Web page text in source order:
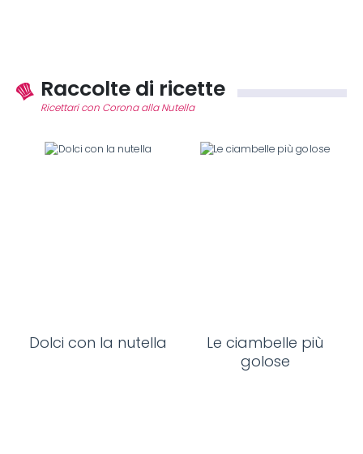
Raccolte di ricette
Ricettari con Corona alla Nutella
Dolci con la nutella
Le ciambelle più
golose